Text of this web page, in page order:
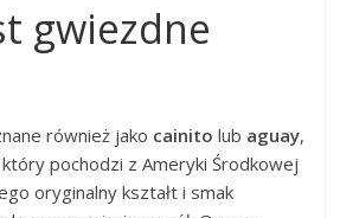
gwiezdne
również jako cainito lub aguay,
pochodzi z Ameryki Środkowej
oryginalny kształt i smak